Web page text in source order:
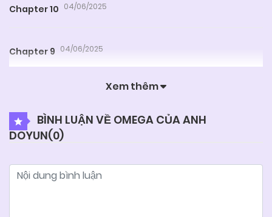
Chapter 10 04/06/2025
Chapter 9 04/06/2025
Chapter 7 04/06/2025
Chapter 6 04/06/2025
Xem thêm
BÌNH LUẬN VỀ OMEGA CỦA ANH
DOYUN(0)